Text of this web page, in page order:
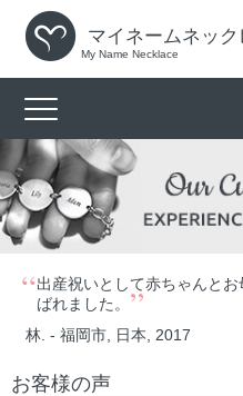
マイネームネック
My Name Necklace
“出産祝いとして赤ちゃんと
ばれました。 ”
林. - 福岡市, 日本, 2017
お客様の声